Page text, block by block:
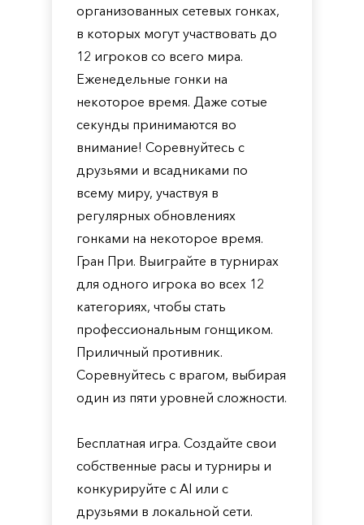
организованных сетевых гонках,
в которых могут участвовать до
12 игроков со всего мира.
Еженедельные гонки на
некоторое время. Даже сотые
секунды принимаются во
внимание! Соревнуйтесь с
друзьями и всадниками по
всему миру, участвуя в
регулярных обновлениях
гонками на некоторое время.
Гран При. Выиграйте в турнирах
для одного игрока во всех 12
категориях, чтобы стать
профессиональным гонщиком.
Приличный противник.
Соревнуйтесь с врагом, выбирая
один из пяти уровней сложности.
Бесплатная игра. Создайте свои
собственные расы и турниры и
конкурируйте с AI или с
друзьями в локальной сети.